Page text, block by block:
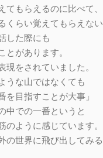
てもらえるのに比べて、
くらい覚えてもらえな
した際にも
とがあります。
現をされていました。
うな山ではなくても
を目指すことが大事」
中での一番というと
のように感じています。
の世界に飛び出してみ